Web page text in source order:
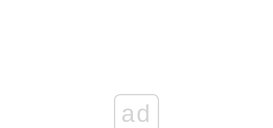
ad